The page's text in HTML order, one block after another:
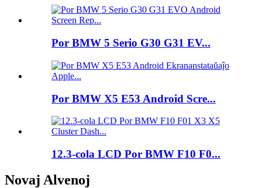
Por BMW 5 Serio G30 G31 EV...
Por BMW X5 E53 Android Scre...
12.3-cola LCD Por BMW F10 F0...
Novaj Alvenoj